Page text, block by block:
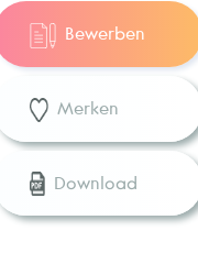
Bewerben
Merken
Download